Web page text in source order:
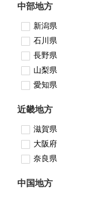
中部地方
新潟県
石川県
長野県
山梨県
愛知県
近畿地方
滋賀県
大阪府
奈良県
中国地方